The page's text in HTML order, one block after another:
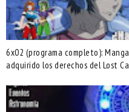
6x02 (programa completo): Manga
adquirido los derechos del Lost